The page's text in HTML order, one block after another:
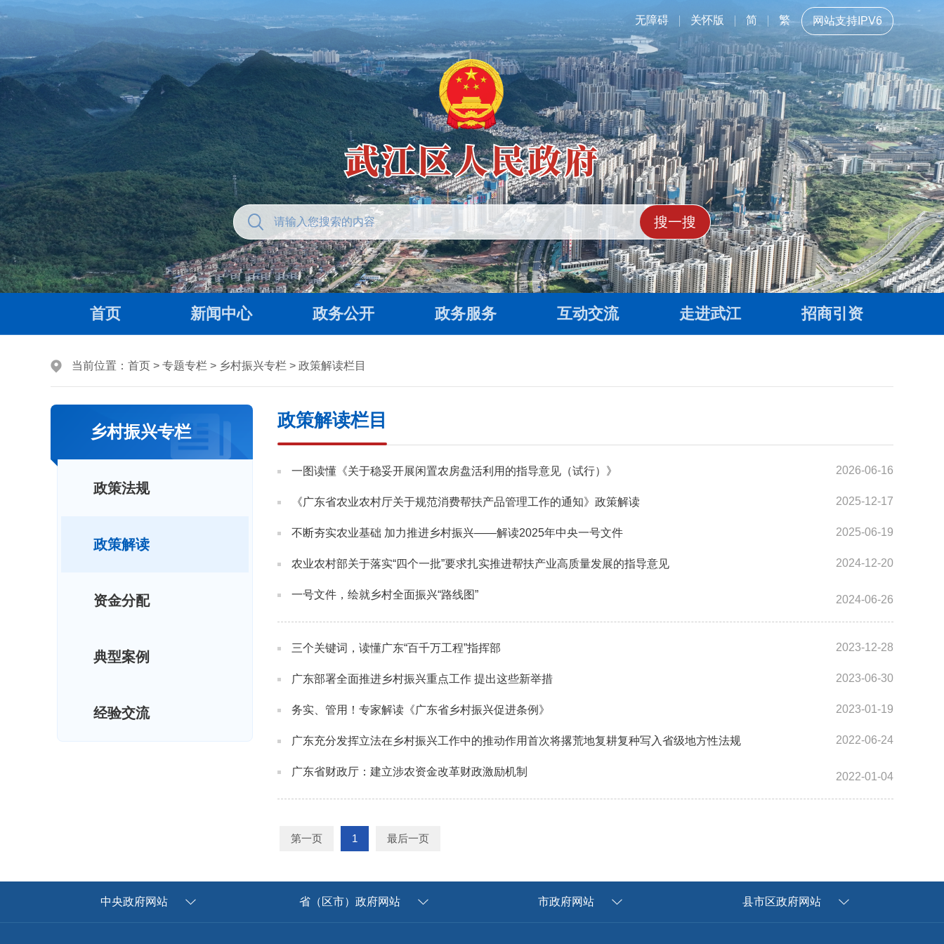
无障碍 关怀版 简 繁 网站支持IPV6
首页 新闻中心 政务公开 政务服务 互动交流 走进武江 招商引资
当前位置： 首页 > 专题专栏 > 乡村振兴专栏 > 政策解读栏目
乡村振兴专栏
政策法规
政策解读
资金分配
典型案例
经验交流
政策解读栏目
一图读懂《关于稳妥开展闲置农房盘活利用的指导意见（试行）》 2026-06-16
《广东省农业农村厅关于规范消费帮扶产品管理工作的通知》政策解读 2025-12-17
不断夯实农业基础 加力推进乡村振兴——解读2025年中央一号文件 2025-06-19
农业农村部关于落实“四个一批”要求扎实推进帮扶产业高质量发展的指导意见 2024-12-20
一号文件，绘就乡村全面振兴“路线图” 2024-06-26
三个关键词，读懂广东“百千万工程”指挥部 2023-12-28
广东部署全面推进乡村振兴重点工作 提出这些新举措 2023-06-30
务实、管用！专家解读《广东省乡村振兴促进条例》 2023-01-19
广东充分发挥立法在乡村振兴工作中的推动作用首次将撂荒地复耕复种写入省级地方性法规 2022-06-24
广东省财政厅：建立涉农资金改革财政激励机制 2022-01-04
第一页 1 最后一页
中央政府网站 省（区市）政府网站 市政府网站 县市区政府网站